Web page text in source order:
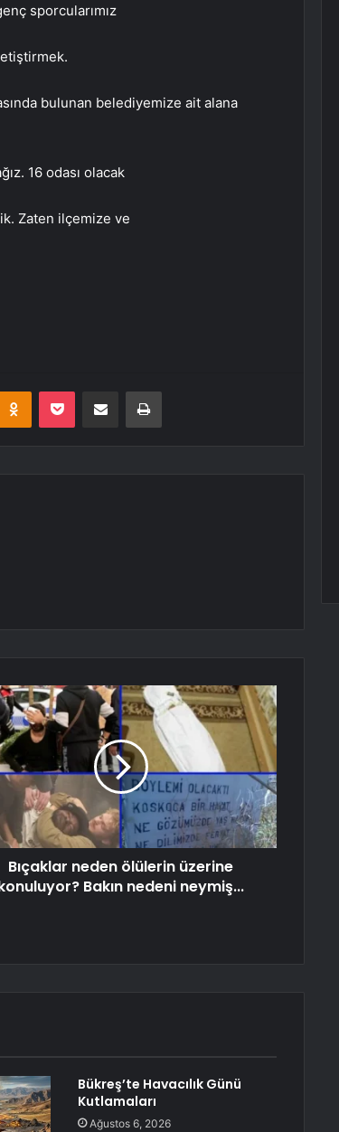
sporcularımız
bulunan belediyemize ait alana
16 odası olacak
Zaten ilçemize ve
Odnoklassniki
Pocket E-Posta ile paylaş Yazdır
Bıçaklar neden ölülerin üzerine
Bakın nedeni neymiş...
Bükreş’te Havacılık Günü
Kutlamaları
Ağustos 6, 2026